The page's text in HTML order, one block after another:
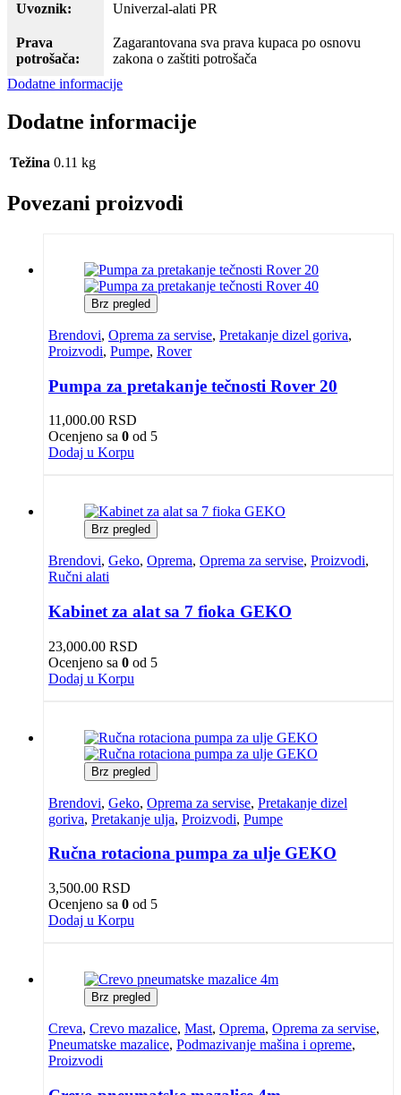
Uvoznik: Univerzal-alati PR
Prava
potrošača:
Zagarantovana sva prava kupaca po osnovu
zakona o zaštiti potrošača
Dodatne informacije
Dodatne informacije
Težina 0.11 kg
Povezani proizvodi
Brz pregled
Brendovi, Oprema za servise, Pretakanje dizel goriva,
Proizvodi, Pumpe, Rover
Pumpa za pretakanje tečnosti Rover 20
11,000.00 RSD
Ocenjeno sa 0 od 5
Dodaj u Korpu
Brz pregled
Brendovi, Geko, Oprema, Oprema za servise, Proizvodi,
Ručni alati
Kabinet za alat sa 7 fioka GEKO
23,000.00 RSD
Ocenjeno sa 0 od 5
Dodaj u Korpu
Brz pregled
Brendovi, Geko, Oprema za servise, Pretakanje dizel
goriva, Pretakanje ulja, Proizvodi, Pumpe
Ručna rotaciona pumpa za ulje GEKO
3,500.00 RSD
Ocenjeno sa 0 od 5
Dodaj u Korpu
Brz pregled
Creva, Crevo mazalice, Mast, Oprema, Oprema za servise,
Pneumatske mazalice, Podmazivanje mašina i opreme,
Proizvodi